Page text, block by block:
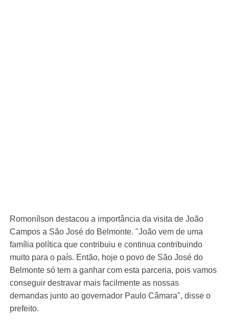
Romonílson destacou a importância da visita de João
Campos a São José do Belmonte. "João vem de uma
família política que contribuiu e continua contribuindo
muito para o país. Então, hoje o povo de São José do
Belmonte só tem a ganhar com esta parceria, pois vamos
conseguir destravar mais facilmente as nossas
demandas junto ao governador Paulo Câmara", disse o
prefeito.